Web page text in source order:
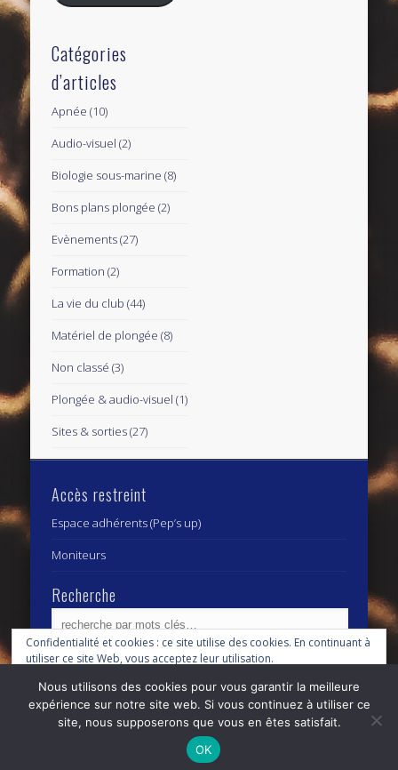
Catégories
d’articles
Apnée (10)
Audio-visuel (2)
Biologie sous-marine (8)
Bons plans plongée (2)
Evènements(27)
Formation (2)
La vie du club (44)
Matériel de plongée (8)
Non classé (3)
Plongée & audio-visuel (1)
Sites & sorties(27)
Accès restreint
Espace adhérents (Pep’s up)
Moniteurs
Recherche
Archives
Archives
© 2026 Centre Subaquatique Orléanais - club fédéral
Confidentialité et cookies : ce site utilise des cookies. En continuant à
utiliser ce site Web, vous acceptez leur utilisation.
Pour en savoir plus, notamment sur la façon de contrôler les cookies,
consultez :Politique relative aux cookies
Nous utilisons des cookies pour vous garantir la meilleure
expérience sur notre site web. Si vous continuez à utiliser ce
site, nous supposerons que vous en êtes satisfait.
OK